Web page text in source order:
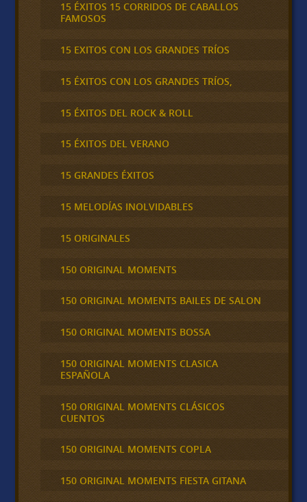
15 ÉXITOS 15 CORRIDOS DE CABALLOS
FAMOSOS
15 EXITOS CON LOS GRANDES TRÍOS
15 ÉXITOS CON LOS GRANDES TRÍOS,
15 ÉXITOS DEL ROCK & ROLL
15 ÉXITOS DEL VERANO
15 GRANDES ÉXITOS
15 MELODÍAS INOLVIDABLES
15 ORIGINALES
150 ORIGINAL MOMENTS
150 ORIGINAL MOMENTS BAILES DE SALON
150 ORIGINAL MOMENTS BOSSA
150 ORIGINAL MOMENTS CLASICA
ESPAÑOLA
150 ORIGINAL MOMENTS CLÁSICOS
CUENTOS
150 ORIGINAL MOMENTS COPLA
150 ORIGINAL MOMENTS FIESTA GITANA